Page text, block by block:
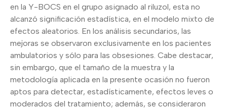
en la Y-BOCS en el grupo asignado al riluzol, esta no
alcanzó significación estadística, en el modelo mixto de
efectos aleatorios. En los análisis secundarios, las
mejoras se observaron exclusivamente en los pacientes
ambulatorios y sólo para las obsesiones. Cabe destacar,
sin embargo, que el tamaño de la muestra y la
metodología aplicada en la presente ocasión no fueron
aptos para detectar, estadísticamente, efectos leves o
moderados del tratamiento; además, se consideraron